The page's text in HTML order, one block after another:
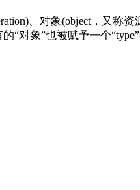
、对象(object，又称
“对象”也被赋予一个